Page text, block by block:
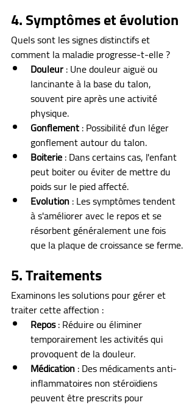
4. Symptômes et évolution
Quels sont les signes distinctifs et
comment la maladie progresse-t-elle ?
Douleur : Une douleur aiguë ou
lancinante à la base du talon,
souvent pire après une activité
physique.
Gonflement : Possibilité d'un léger
gonflement autour du talon.
Boiterie : Dans certains cas, l'enfant
peut boiter ou éviter de mettre du
poids sur le pied affecté.
Evolution : Les symptômes tendent
à s'améliorer avec le repos et se
résorbent généralement une fois
que la plaque de croissance se ferme.
5. Traitements
Examinons les solutions pour gérer et
traiter cette affection :
Repos : Réduire ou éliminer
temporairement les activités qui
provoquent de la douleur.
Médication : Des médicaments anti-
inflammatoires non stéroïdiens
peuvent être prescrits pour